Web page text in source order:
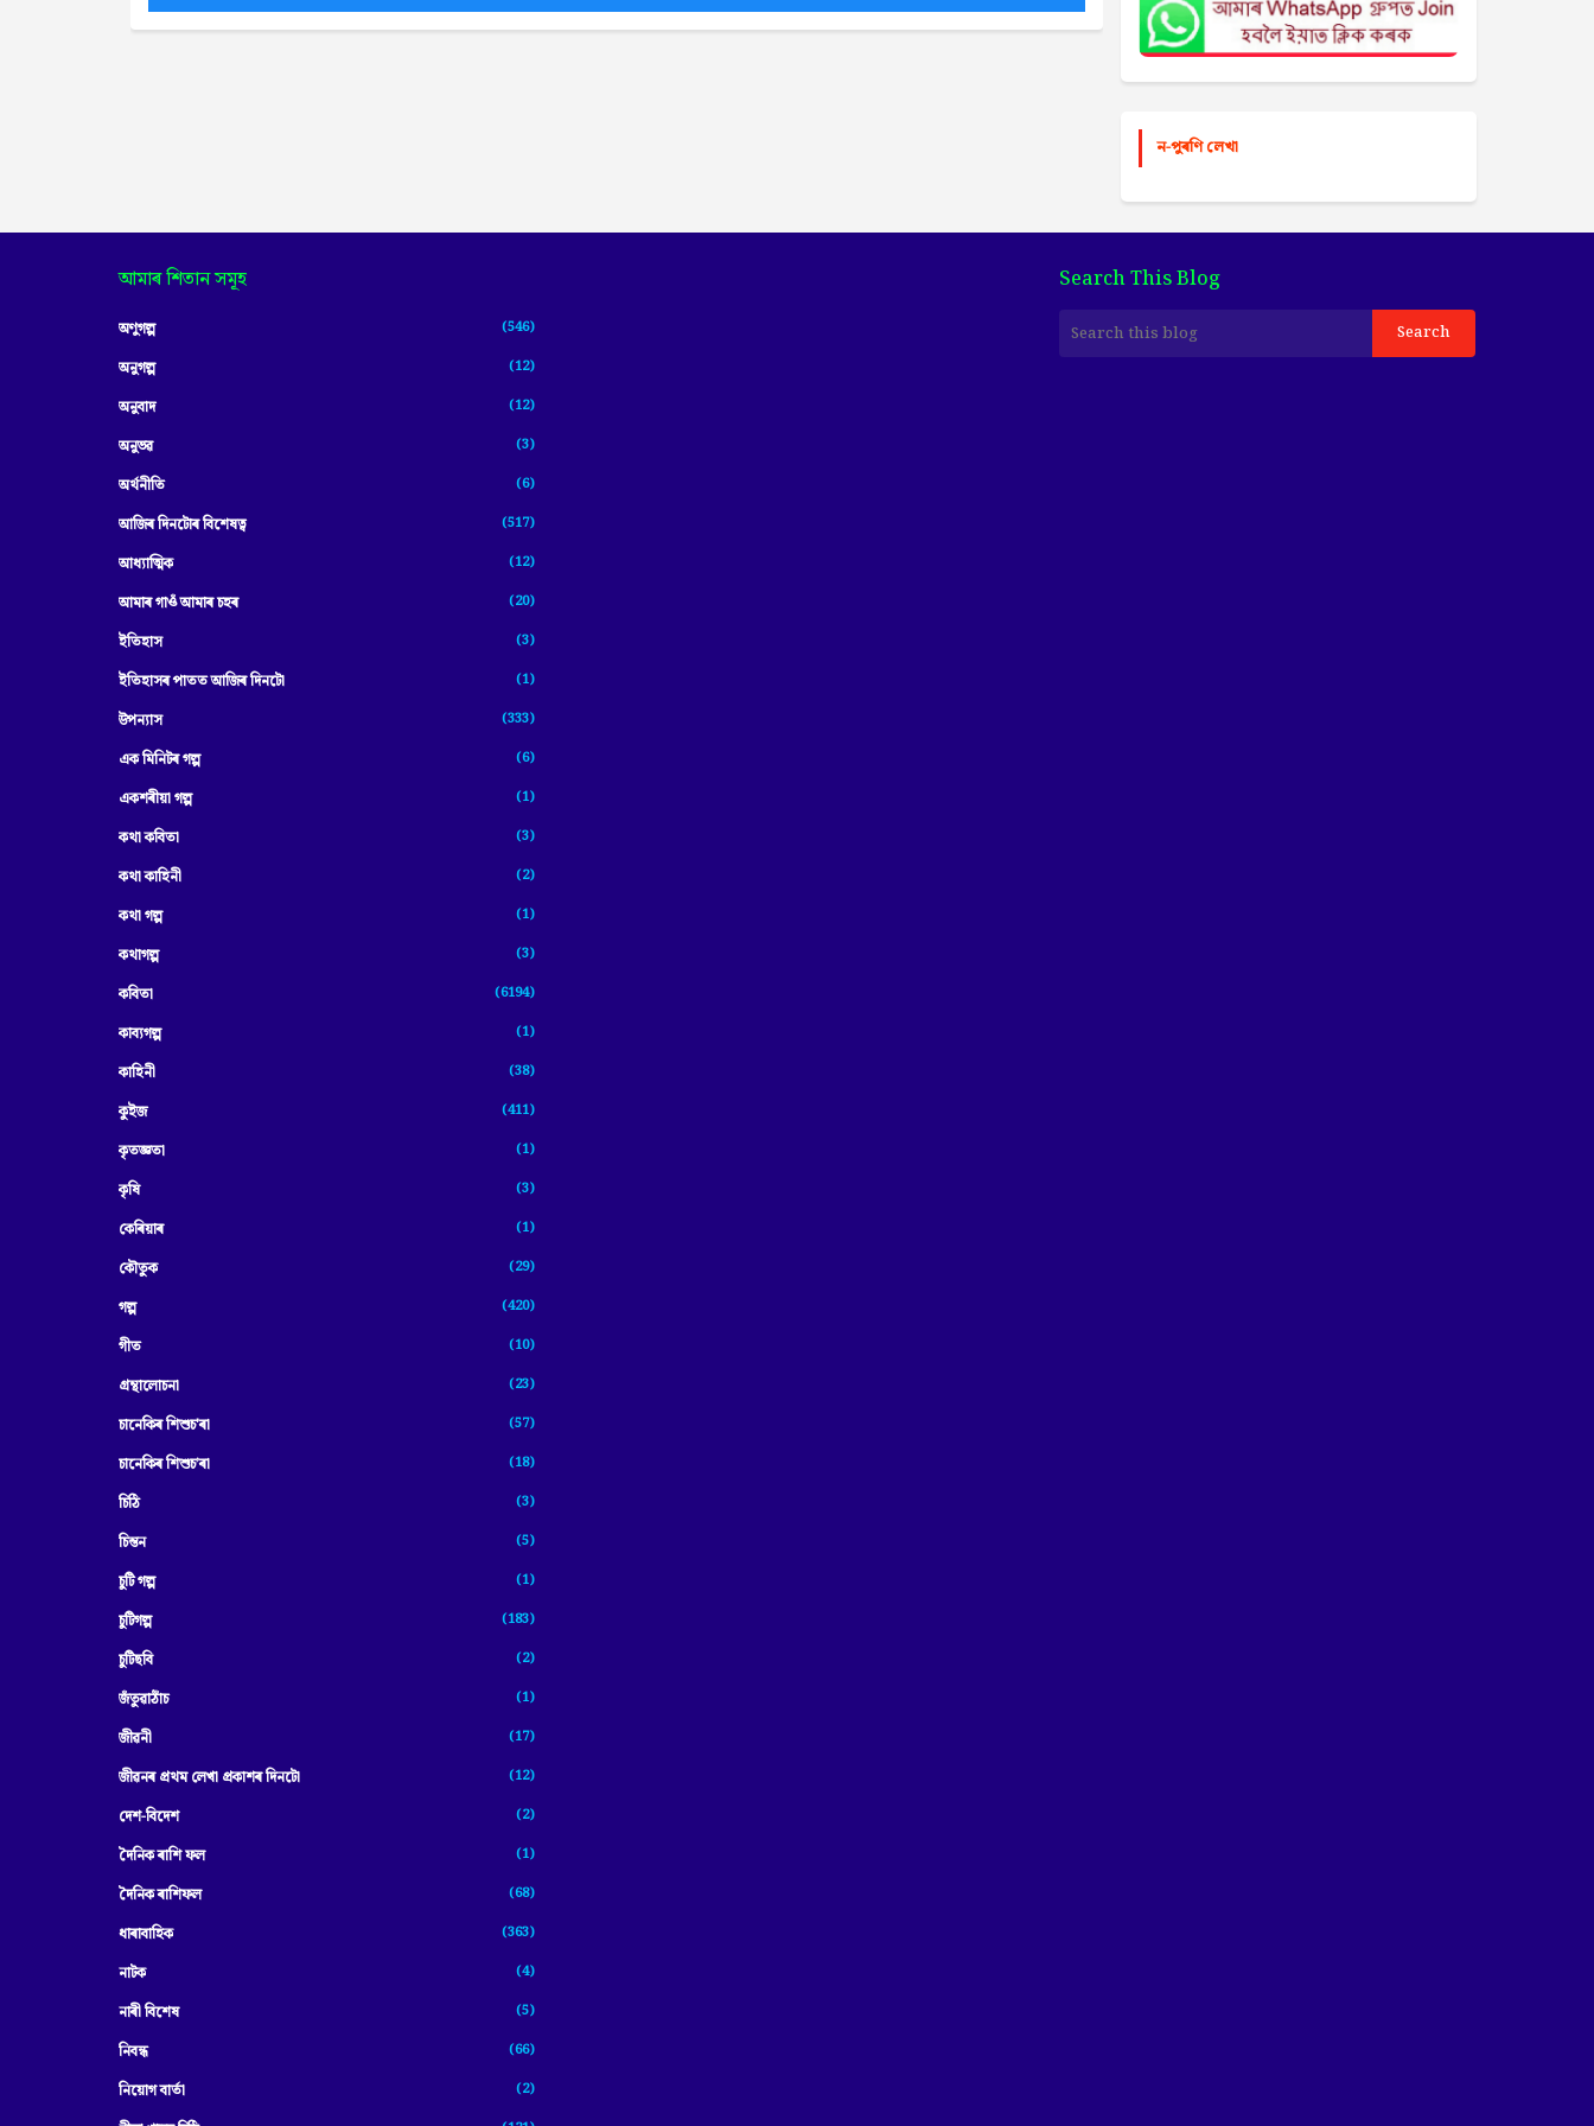
ন-পুৰণি লেখা
আমাৰ শিতান সমূহ
অণুগল্প (546)
অনুগল্প (12)
অনুবাদ (12)
অনুভৱ (3)
অৰ্থনীতি (6)
আজিৰ দিনটোৰ বিশেষত্ব (517)
আধ্যাত্মিক (12)
আমাৰ গাওঁ আমাৰ চহৰ (20)
ইতিহাস (3)
ইতিহাসৰ পাতত আজিৰ দিনটো (1)
উপন্যাস (333)
এক মিনিটৰ গল্প (6)
একশৰীয়া গল্প (1)
কথা কবিতা (3)
কথা কাহিনী (2)
কথা গল্প (1)
কথাগল্প (3)
কবিতা (6194)
কাব্যগল্প (1)
কাহিনী (38)
কুইজ (411)
কৃতজ্ঞতা (1)
কৃষি (3)
কেৰিয়াৰ (1)
কৌতুক (29)
গল্প (420)
গীত (10)
গ্ৰন্থালোচনা (23)
চানেকিৰ শিশুচ'ৰা (57)
চানেকিৰ শিশুচ’ৰা (18)
চিঠি (3)
চিন্তন (5)
চুটি গল্প (1)
চুটিগল্প (183)
চুটিছবি (2)
জঁতুৱাঠাঁচ (1)
জীৱনী (17)
জীৱনৰ প্ৰথম লেখা প্ৰকাশৰ দিনটো (12)
দেশ-বিদেশ (2)
দৈনিক ৰাশি ফল (1)
দৈনিক ৰাশিফল (68)
ধাৰাবাহিক (363)
নাটক (4)
নাৰী বিশেষ (5)
নিবন্ধ (66)
নিয়োগ বাৰ্তা (2)
Search This Blog